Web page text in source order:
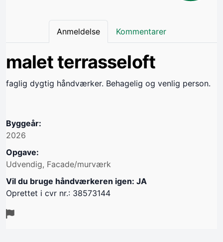
Anmeldelse Kommentarer
malet terrasseloft
faglig dygtig håndværker. Behagelig og venlig person.
Byggeår:
2026
Opgave:
Udvendig, Facade/murværk
Vil du bruge håndværkeren igen: JA
Oprettet i cvr nr.: 38573144